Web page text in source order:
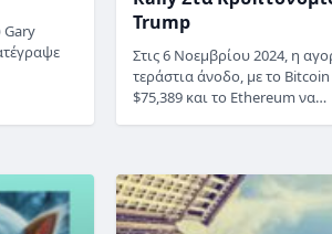
Gary
Trump
Στις 6 Νοεμβρίου 2024, η
τεράστια άνοδο, με το
$75,389 και το Ethereum να…